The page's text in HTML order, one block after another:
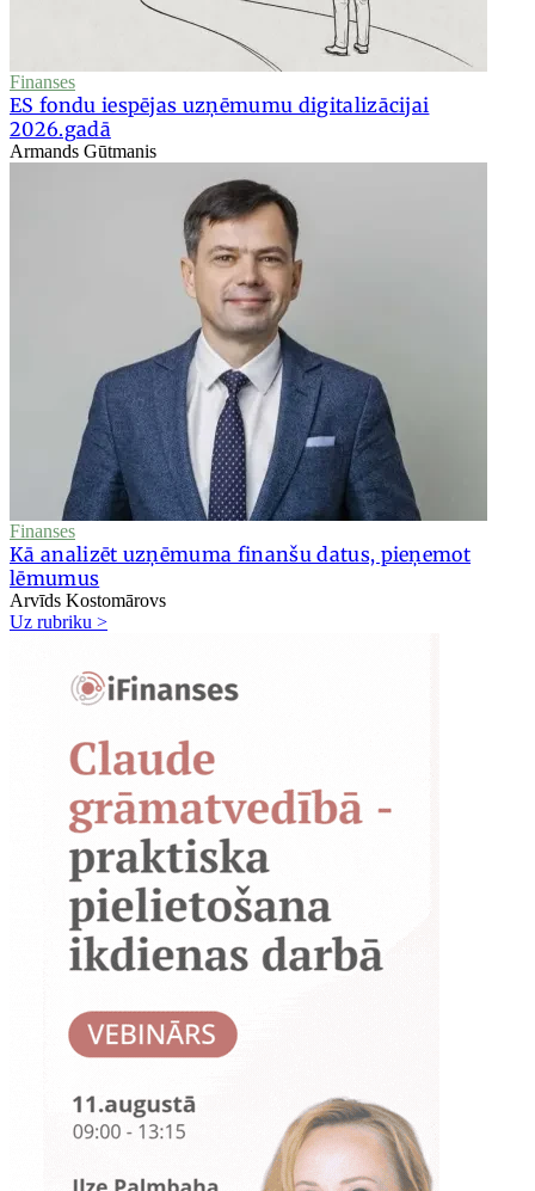
Finanses
ES fondu iespējas uzņēmumu digitalizācijai
2026.gadā
Armands Gūtmanis
Finanses
Kā analizēt uzņēmuma finanšu datus, pieņemot
lēmumus
Arvīds Kostomārovs
Uz rubriku >